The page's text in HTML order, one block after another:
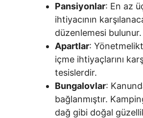
Pansiyonlar: En az
ihtiyacının
düzenlemesi bulunur.
Apartlar:
içme ihtiyaçlarını
tesislerdir.
Bungalovlar:
bağlanmıştır.
dağ gibi doğal